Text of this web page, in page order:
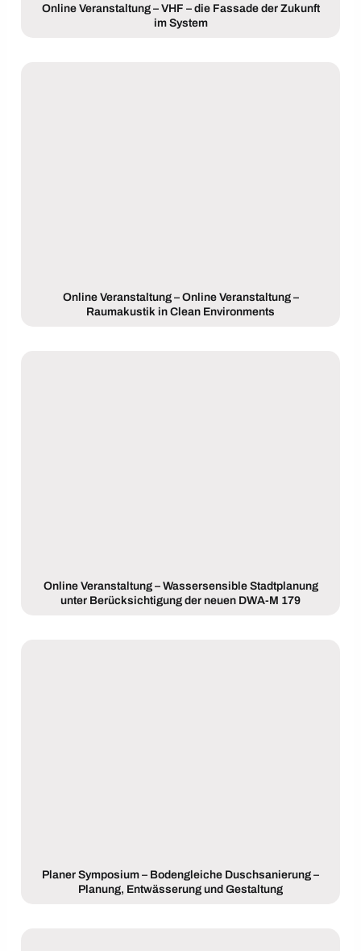
Online Veranstaltung – VHF – die Fassade der Zukunft
im System
Online Veranstaltung – Online Veranstaltung –
Raumakustik in Clean Environments
Online Veranstaltung – Wassersensible Stadtplanung
unter Berücksichtigung der neuen DWA-M 179
Planer Symposium – Bodengleiche Duschsanierung –
Planung, Entwässerung und Gestaltung